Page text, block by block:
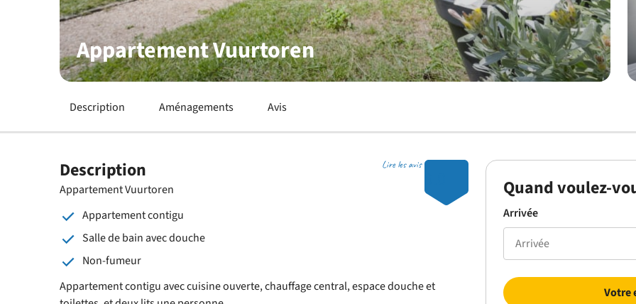
Appartement Vuurtoren
Description Aménagements Avis
Lire les avis
Description
Appartement Vuurtoren
Appartement contigu
Salle de bain avec douche
Non-fumeur
Appartement contigu avec cuisine ouverte, chauffage central, espace douche et
Quand voulez-
Arrivée
Votre